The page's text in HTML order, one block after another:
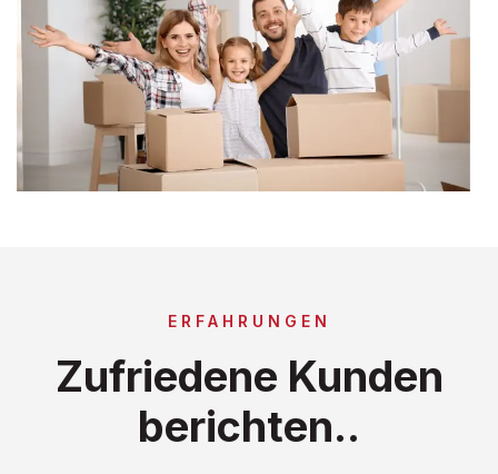
ERFAHRUNGEN
Zufriedene Kunden
berichten..